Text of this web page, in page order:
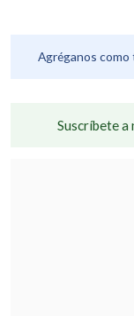
Agréganos
Suscríbete a